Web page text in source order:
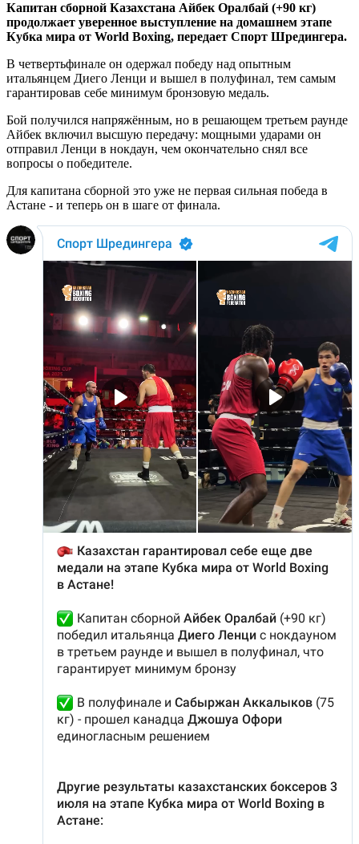
Капитан сборной Казахстана Айбек Оралбай (+90 кг)
продолжает уверенное выступление на домашнем этапе
Кубка мира от World Boxing, передает Спорт Шредингера.
В четвертьфинале он одержал победу над опытным
итальянцем Диего Ленци и вышел в полуфинал, тем самым
гарантировав себе минимум бронзовую медаль.
Бой получился напряжённым, но в решающем третьем раунде
Айбек включил высшую передачу: мощными ударами он
отправил Ленци в нокдаун, чем окончательно снял все
вопросы о победителе.
Для капитана сборной это уже не первая сильная победа в
Астане - и теперь он в шаге от финала.